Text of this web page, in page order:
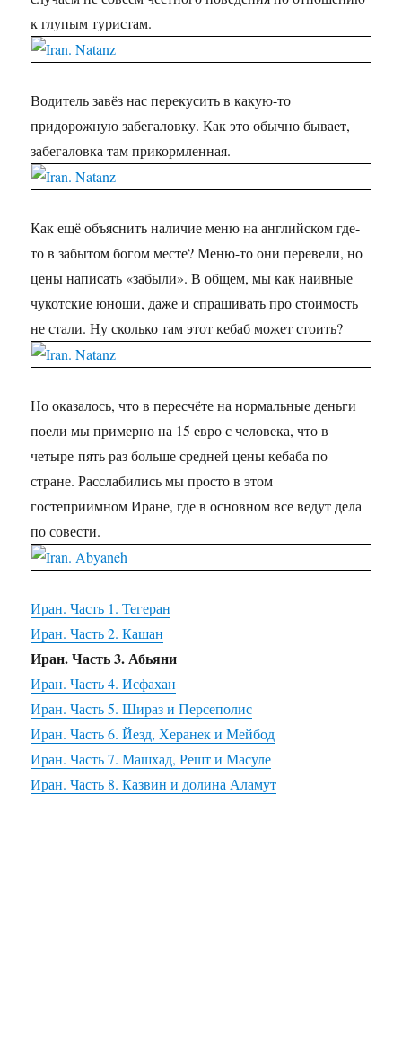
к глупым туристам.
Водитель завёз нас перекусить в какую-то
придорожную забегаловку. Как это обычно бывает,
забегаловка там прикормленная.
Как ещё объяснить наличие меню на английском где-
то в забытом богом месте? Меню-то они перевели, но
цены написать «забыли». В общем, мы как наивные
чукотские юноши, даже и спрашивать про стоимость
не стали. Ну сколько там этот кебаб может стоить?
Но оказалось, что в пересчёте на нормальные деньги
поели мы примерно на 15 евро с человека, что в
четыре-пять раз больше средней цены кебаба по
стране. Расслабились мы просто в этом
гостеприимном Иране, где в основном все ведут дела
по совести.
Иран. Часть 1. Тегеран
Иран. Часть 2. Кашан
Иран. Часть 3. Абьяни
Иран. Часть 4. Исфахан
Иран. Часть 5. Шираз и Персеполис
Иран. Часть 6. Йезд, Херанек и Мейбод
Иран. Часть 7. Машхад, Решт и Масуле
Иран. Часть 8. Казвин и долина Аламут